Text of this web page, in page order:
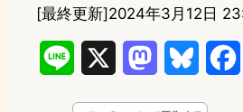
[最終更新]2024年3月12日